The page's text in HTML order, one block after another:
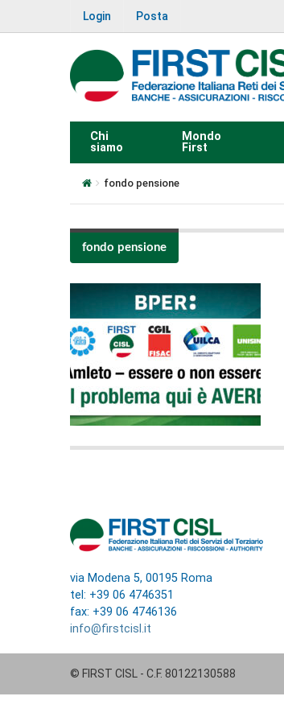
Login Posta
Chi
siamo
Mondo
First
fondo pensione
fondo pensione
via Modena 5, 00195 Roma
tel: +39 06 4746351
fax: +39 06 4746136
info@firstcisl.it
© FIRST CISL - C.F. 80122130588